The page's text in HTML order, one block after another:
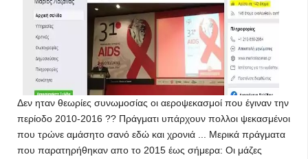
Δεν ηταν θεωρίες συνωμοσίας οι αεροψεκασμοί που έγιναν την
περίοδο 2010-2016 ?? Πράγματι υπάρχουν πολλοι ψεκασμένοι
που τρώνε αμάσητο σανό εδώ και χρονιά ... Μερικά πράγματα
που παρατηρήθηκαν απο το 2015 έως σήμερα: Οι μάζες